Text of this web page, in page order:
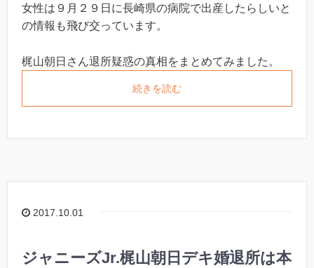
女性は９月２９日に長崎県の病院で出産したらしいと
の情報も飛び交っています。
梶山朝日さん退所疑惑の真相をまとめてみました。
続きを読む
2017.10.01
ジャニーズJr.梶山朝日デキ婚退所は本